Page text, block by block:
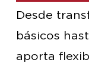
Desde
básicos
aporta